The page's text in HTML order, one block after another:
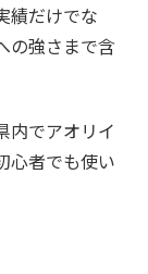
績だけでな
の強さまで含
内でアオリイ
心者でも使い